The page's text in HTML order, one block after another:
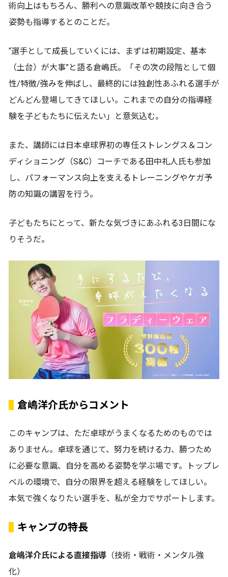
術向上はもちろん、勝利への意識改革や競技に向き合う
姿勢も指導するとのことだ。
“選手として成長していくには、まずは初期設定、基本
（土台）が大事”と語る倉嶋氏。「その次の段階として個
性/特徴/強みを伸ばし、最終的には独創性あふれる選手が
どんどん登場してきてほしい。これまでの自分の指導経
験を子どもたちに伝えたい」と意気込む。
また、講師には日本卓球界初の専任ストレングス＆コン
ディショニング（S&C）コーチである田中礼人氏も参加
し、パフォーマンス向上を支えるトレーニングやケガ予
防の知識の講習を行う。
子どもたちにとって、新たな気づきにあふれる3日間にな
りそうだ。
倉嶋洋介氏からコメント
このキャンプは、ただ卓球がうまくなるためのものでは
ありません。卓球を通じて、努力を続ける力、勝つため
に必要な意識、自分を高める姿勢を学ぶ場です。トップレ
ベルの環境で、自分の限界を超える経験をしてほしい。
本気で強くなりたい選手を、私が全力でサポートします。
キャンプの特長
倉嶋洋介氏による直接指導 （技術・戦術・メンタル強
化）